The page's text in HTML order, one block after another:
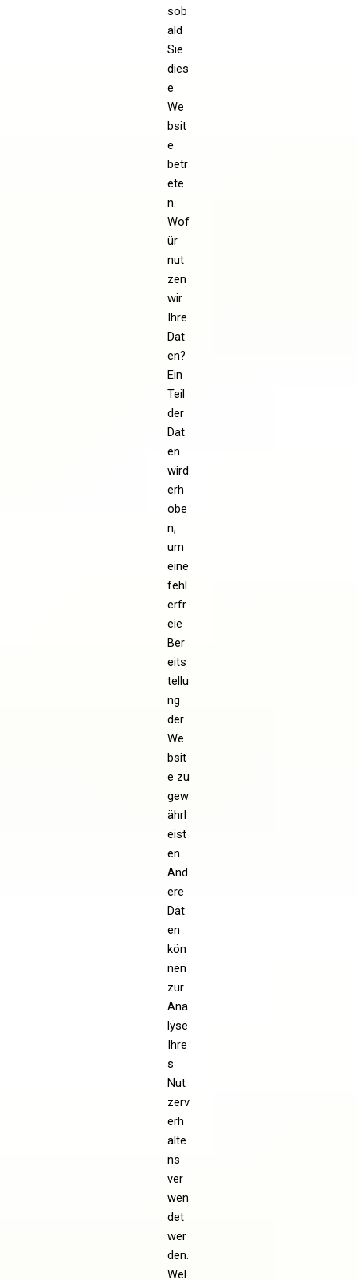
sob
ald
Sie
dies
e
We
bsit
e
betr
ete
n.
Wof
ür
nut
zen
wir
Ihre
Dat
en?
Ein
Teil
der
Dat
en
wird
erh
obe
n,
um
eine
fehl
erfr
eie
Ber
eits
tellu
ng
der
We
bsit
e zu
gew
ährl
eist
en.
And
ere
Dat
en
kön
nen
zur
Ana
lyse
Ihre
s
Nut
zerv
erh
alte
ns
ver
wen
det
wer
den.
Wel